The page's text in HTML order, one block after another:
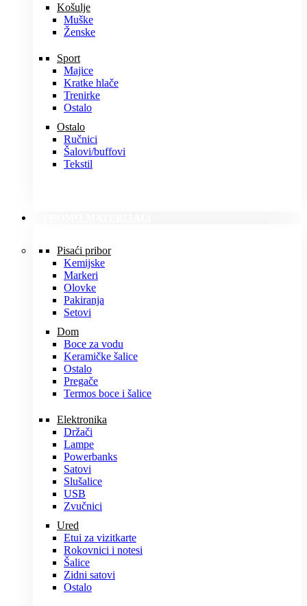
Košulje
Muške
Ženske
Sport
Majice
Kratke hlače
Trenirke
Ostalo
Ostalo
Ručnici
Šalovi/buffovi
Tekstil
Pisaći pribor
Kemijske
Markeri
Olovke
Pakiranja
Setovi
Dom
Boce za vodu
Keramičke šalice
Ostalo
Pregače
Termos boce i šalice
Elektronika
Držači
Lampe
Powerbanks
Satovi
Slušalice
USB
Zvučnici
Ured
Etui za vizitkarte
Rokovnici i notesi
Šalice
Zidni satovi
Ostalo